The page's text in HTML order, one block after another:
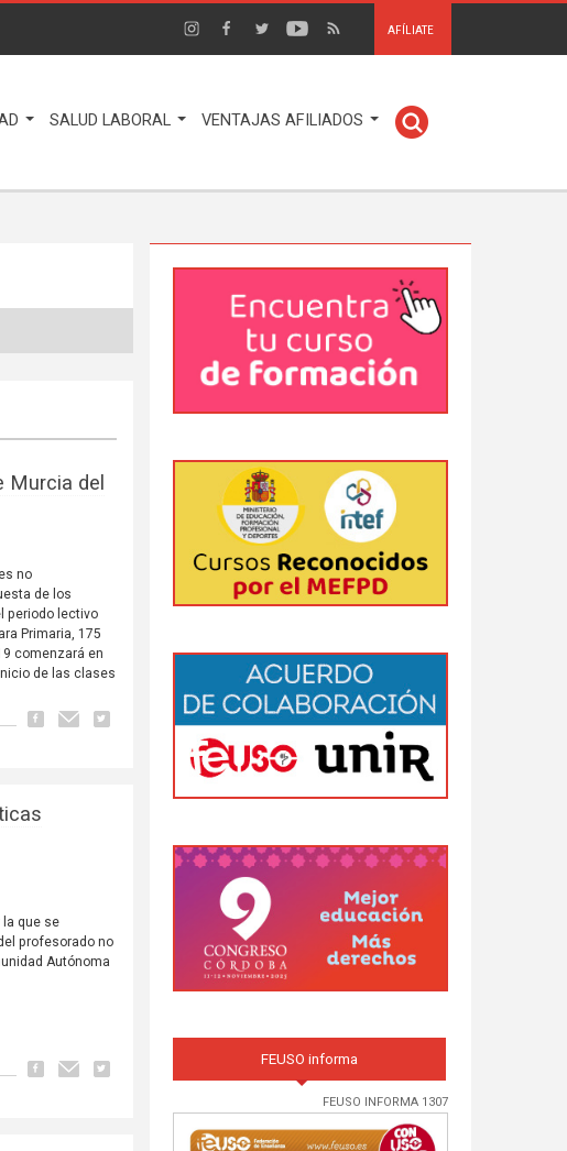
AFÍLIATE
SALUD LABORAL VENTAJAS AFILIADOS
Murcia del
no
de los
periodo lectivo
Primaria, 175
comenzará en
de las clases
la que se
profesorado no
Autónoma
FEUSO informa
FEUSO INFORMA 1307